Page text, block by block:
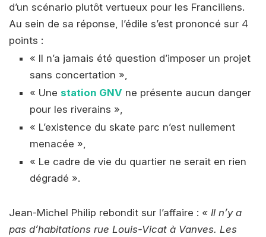
d’un scénario plutôt vertueux pour les Franciliens.
Au sein de sa réponse, l’édile s’est prononcé sur 4
points :
« Il n’a jamais été question d’imposer un projet
sans concertation »,
« Une station GNV ne présente aucun danger
pour les riverains »,
« L’existence du skate parc n’est nullement
menacée »,
« Le cadre de vie du quartier ne serait en rien
dégradé ».
Jean-Michel Philip rebondit sur l’affaire : « Il n’y a
pas d’habitations rue Louis-Vicat à Vanves. Les